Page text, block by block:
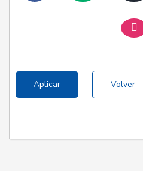
Aplicar Volver